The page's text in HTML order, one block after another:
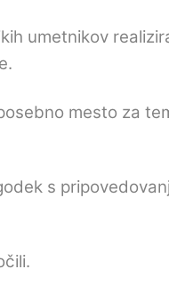
umetnikov
mesto za
s